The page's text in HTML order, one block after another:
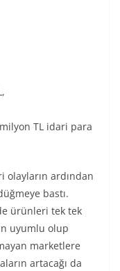
TL idari para
olayların ardından
bastı.
ürünleri tek tek
uyumlu olup
marketlere
artacağı da